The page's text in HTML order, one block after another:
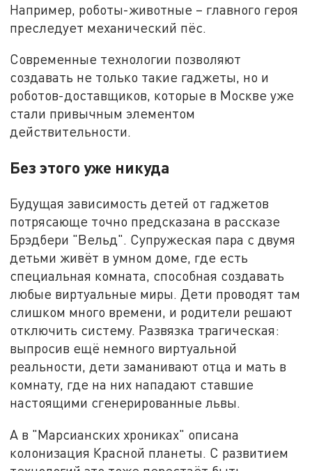
Например, роботы-животные – главного героя
преследует механический пёс.
Современные технологии позволяют
создавать не только такие гаджеты, но и
роботов-доставщиков, которые в Москве уже
стали привычным элементом
действительности.
Без этого уже никуда
Будущая зависимость детей от гаджетов
потрясающе точно предсказана в рассказе
Брэдбери "Вельд". Супружеская пара с двумя
детьми живёт в умном доме, где есть
специальная комната, способная создавать
любые виртуальные миры. Дети проводят там
слишком много времени, и родители решают
отключить систему. Развязка трагическая:
выпросив ещё немного виртуальной
реальности, дети заманивают отца и мать в
комнату, где на них нападают ставшие
настоящими сгенерированные львы.
А в "Марсианских хрониках" описана
колонизация Красной планеты. С развитием